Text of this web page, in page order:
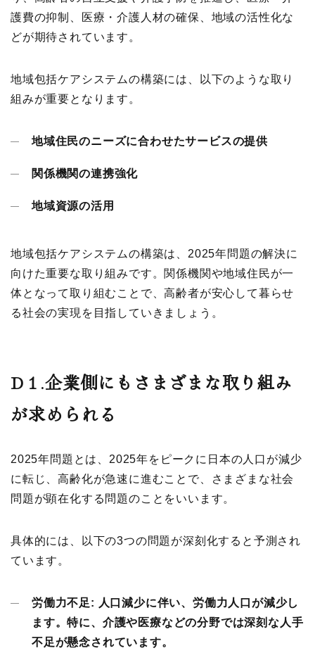
護費の抑制、医療・介護人材の確保、地域の活性化な
どが期待されています。
地域包括ケアシステムの構築には、以下のような取り
組みが重要となります。
地域住民のニーズに合わせたサービスの提供
関係機関の連携強化
地域資源の活用
地域包括ケアシステムの構築は、2025年問題の解決に
向けた重要な取り組みです。関係機関や地域住民が一
体となって取り組むことで、高齢者が安心して暮らせ
る社会の実現を目指していきましょう。
D １.企業側にもさまざまな取り組み
が求められる
2025年問題とは、2025年をピークに日本の人口が減少
に転じ、高齢化が急速に進むことで、さまざまな社会
問題が顕在化する問題のことをいいます。
具体的には、以下の3つの問題が深刻化すると予測され
ています。
労働力不足: 人口減少に伴い、労働力人口が減少し
ます。特に、介護や医療などの分野では深刻な人手
不足が懸念されています。